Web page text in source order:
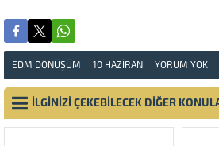
EDM DÖNÜŞÜM 10 HAZIRAN YORUM YOK
İLGİNİZİ ÇEKEBİLECEK DİĞER